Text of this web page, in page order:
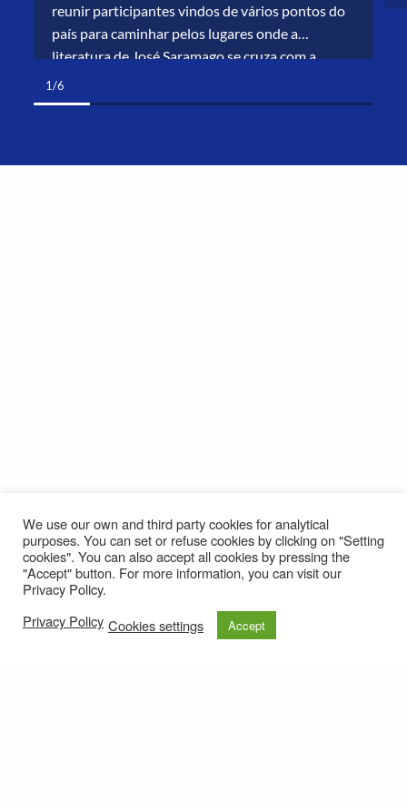
reunir participantes vindos de vários pontos do
país para caminhar pelos lugares onde a
literatura de José Saramago se cruza com a
história do nosso território. Foi um dia intenso,
marcado por palavras, memórias e partilhas. Em
1/6
We use our own and third party cookies for analytical
purposes. You can set or refuse cookies by clicking on "Setting
cookies". You can also accept all cookies by pressing the
"Accept" button. For more information, you can visit our
Privacy Policy.
Privacy Policy Cookies settings Accept